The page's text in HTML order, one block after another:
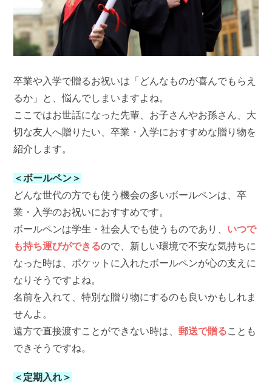
卒業や入学で贈るお祝いは「どんなものが喜んでもらえ
るか」と、悩んでしまいますよね。
ここではお世話になった先輩、お子さんやお孫さん、大
切な友人へ贈りたい、卒業・入学におすすめな贈り物を
紹介します。
＜ボールペン＞
どんな世代の方でも使う機会の多いボールペンは、卒
業・入学のお祝いにおすすめです。
ボールペンは学生・社会人でも使うものであり、 いつで
も持ち運びができるので、新しい環境で不安な気持ちに
なった時は、ポケットに入れたボールペンが心の支えに
なりそうですよね。
名前を入れて、特別な贈り物にするのも良いかもしれま
せんよ。
遠方で直接渡すことができない時は、郵送で贈ることも
できそうですね。
＜定期入れ＞